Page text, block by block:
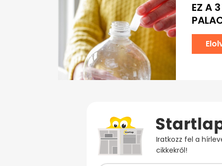
EZ A
Iratkozz fel a
cikkekről!